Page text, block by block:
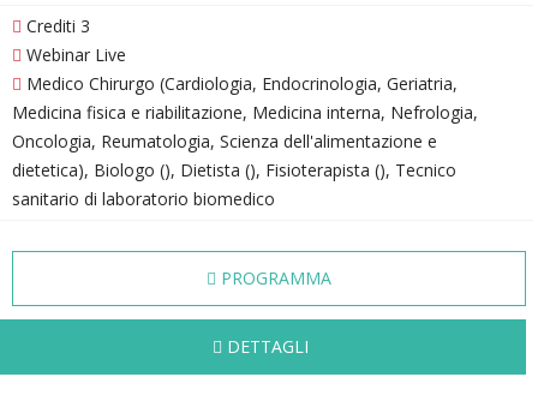
Crediti 3
Webinar Live
Medico Chirurgo (Cardiologia, Endocrinologia, Geriatria,
Medicina fisica e riabilitazione, Medicina interna, Nefrologia,
Oncologia, Reumatologia, Scienza dell'alimentazione e
dietetica), Biologo (), Dietista (), Fisioterapista (), Tecnico
sanitario di laboratorio biomedico
PROGRAMMA
DETTAGLI